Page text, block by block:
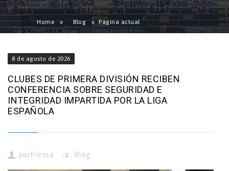
Home Blog Página actual
8 de agosto de 2026
CLUBES DE PRIMERA DIVISIÓN RECIBEN
CONFERENCIA SOBRE SEGURIDAD E
INTEGRIDAD IMPARTIDA POR LA LIGA
ESPAÑOLA
por Prensa Blog